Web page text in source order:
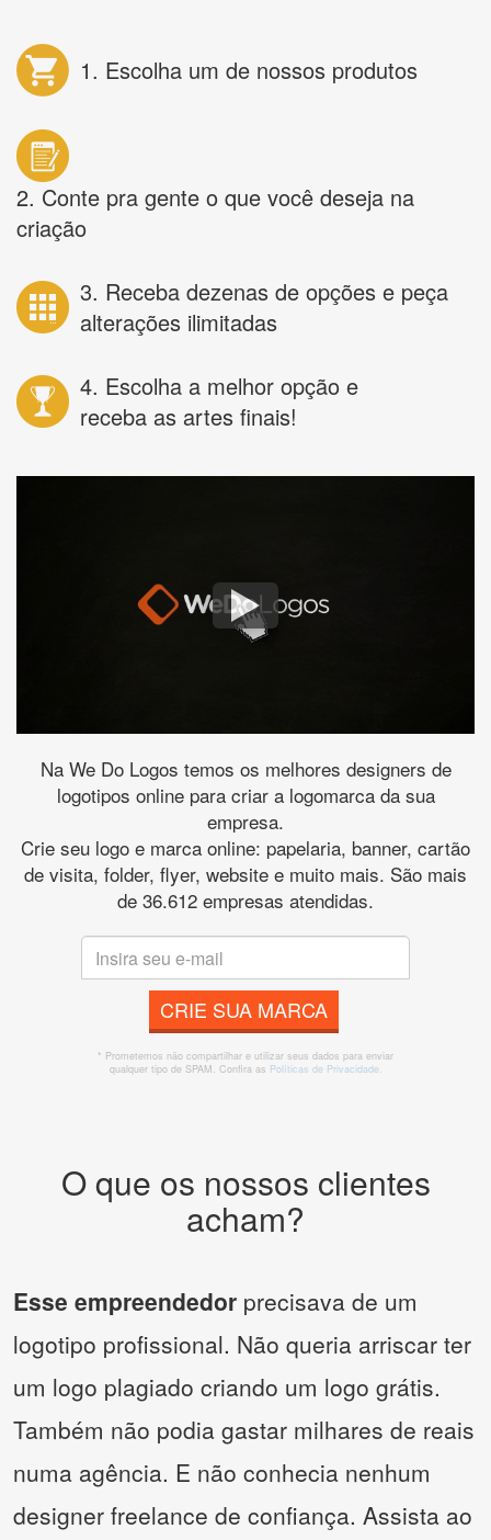
1. Escolha um de nossos produtos
2. Conte pra gente o que você deseja na
criação
3. Receba dezenas de opções e peça
alterações ilimitadas
4. Escolha a melhor opção e
receba as artes finais!
Na We Do Logos temos os melhores designers de
logotipos online para criar a logomarca da sua
empresa.
Crie seu logo e marca online: papelaria, banner, cartão
de visita, folder, flyer, website e muito mais. São mais
de 36.612 empresas atendidas.
CRIE SUA MARCA
* Prometemos não compartilhar e utilizar seus dados para enviar
qualquer tipo de SPAM. Confira as Políticas de Privacidade.
O que os nossos clientes
acham?
Esse empreendedor precisava de um
logotipo profissional. Não queria arriscar ter
um logo plagiado criando um logo grátis.
Também não podia gastar milhares de reais
numa agência. E não conhecia nenhum
designer freelance de confiança. Assista ao